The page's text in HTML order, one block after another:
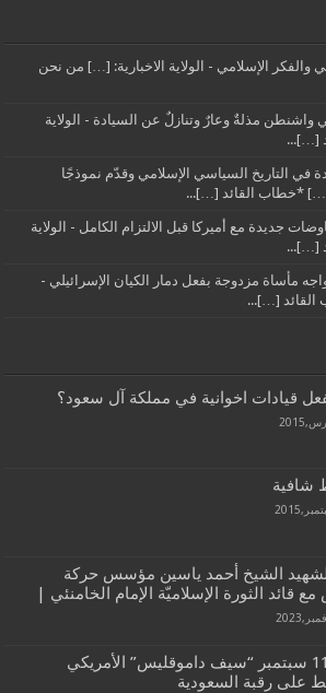
والفكر الإسلامي - الولاية الاخبارية: […] من نحن
واشنطن مذلةٌ وعارٌ وتنازلٌ عن السيادة - الولاية
[…]...
في التاريخ السياسي الإسلامي وقدّم نموذجًا
[…] *خطاب القائد […]...
جديدة مع أميركا قبل الالتزام الكامل - الولاية
[…]...
مأساة مزدوجة بفعل دمار الكيان الإسرائيلي -
القائد […]...
قيادات اخوانية في مملكة آل سعود؟
شافية
الشيخ أحمد ياسين مؤسس حركة
قائد الثورة الإسلاميّة الإمام الخامنئي |
ملف 11 سبتمبر “سيف داموقليس” الأمريكي
على رقبة السعودية